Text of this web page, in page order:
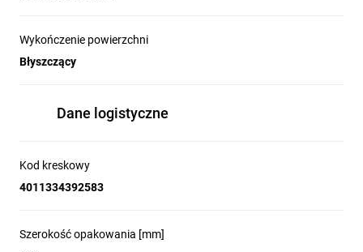
Wykończenie powierzchni
Błyszczący
Dane logistyczne
Kod kreskowy
4011334392583
Szerokość opakowania [mm]